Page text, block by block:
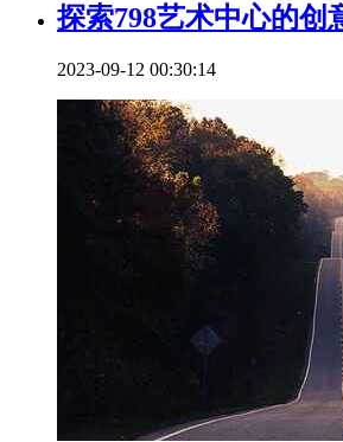
探索798艺术中心的创
2023-09-12 00:30:14